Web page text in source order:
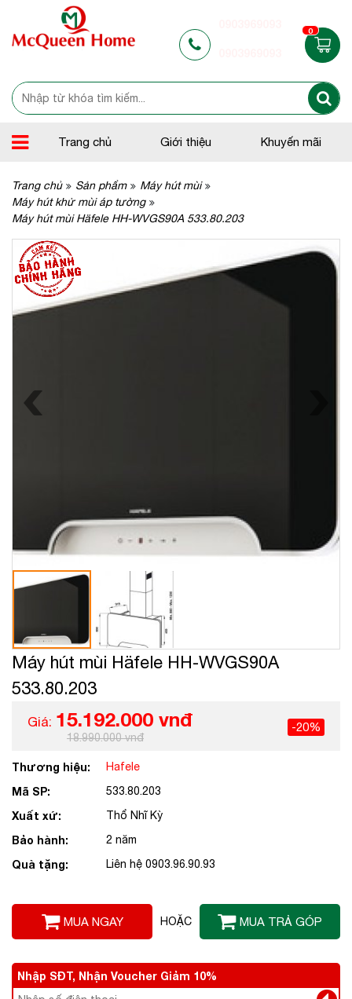
0
Trang chủ Giới thiệu Khuyến mãi
Trang chủ Sản phẩm
Máy hút mùi
Máy hút khử mùi áp tường
Máy hút mùi Häfele HH-WVGS90A 533.80.203
Máy hút mùi Häfele HH-WVGS90A
533.80.203
Giá: 15.192.000 vnđ
18.990.000 vnđ
-20%
Thương hiệu: Hafele
Mã SP: 533.80.203
Xuất xứ: Thổ Nhĩ Kỳ
Bảo hành: 2 năm
Quà tặng: Liên hệ 0903.96.90.93
MUA NGAY HOẶC MUA TRẢ GÓP
Nhập SĐT, Nhận Voucher Giảm 10%